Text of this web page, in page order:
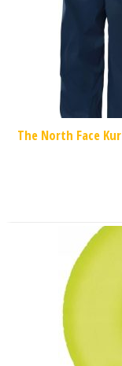
The North Face